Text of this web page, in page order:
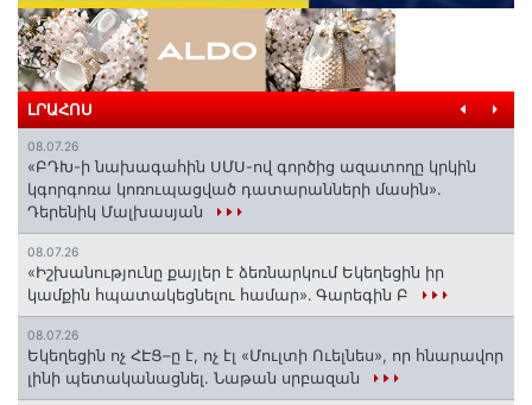
ԼՐԱՀՈՍ
08.07.26
«ԲԴԽ-ի նախագահին ՍՄՍ-ով գործից ազատողը կրկին
կգորգոռա կոռուպացված դատարանների մասին».
Դերենիկ Մալխասյան
08.07.26
«Իշխանությունը քայլեր է ձեռնարկում Եկեղեցին իր
կամքին հպատակեցնելու համար»․ Գարեգին Բ
08.07.26
Եկեղեցին ոչ ՀԷՑ–ը է, ոչ էլ «Մուլտի Ուելնես», որ հնարավոր
լինի պետականացնել. Նաթան սրբազան